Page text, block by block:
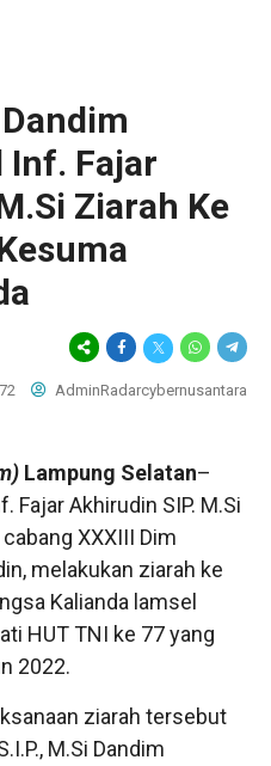
Inf. Fajar
Ziarah Ke
72 AdminRadarcybernusantara
Lampung Selatan–
Fajar Akhirudin SIP. M.Si
XXXIII Dim
melakukan ziarah ke
Kalianda lamsel
HUT TNI ke 77 yang
2022.
ziarah tersebut
M.Si Dandim